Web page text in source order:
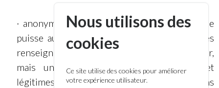
· anonymisation : le fait que notre organisme
puisse au lieu de les détruire, anonymiser les
renseignements personnels pour les utiliser,
mais uniquement à des fins sérieuses et
légitimes (ex : conservation des informations
Nous utilisons des
cookies
Ce site utilise des cookies pour améliorer
votre expérience utilisateur.